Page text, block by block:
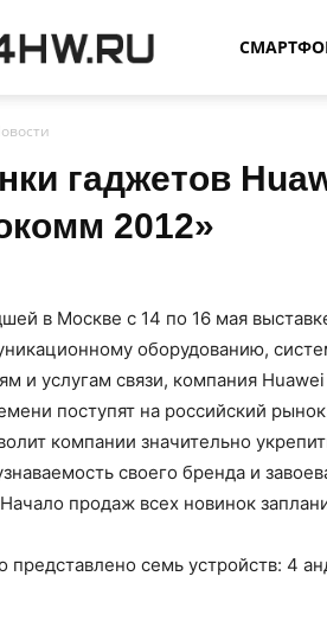
гаджетов
2012»
в Москве с 14 по 16 мая
оборудованию,
и услугам связи, компания
поступят на российский
компании значительно
своего бренда и
продаж всех новинок
представлено семь устройств: 4